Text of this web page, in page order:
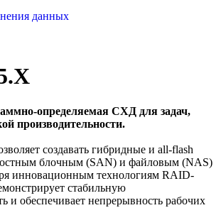
данных
определяемая СХД для задач,
производительности.
создавать гибридные и all-flash
блочным (SAN) и файловым (NAS)
инновационным технологиям RAID-
стабильную
и обеспечивает непрерывность рабочих